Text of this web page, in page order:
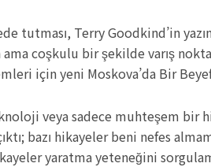
tutması, Terry Goodkind’in
coşkulu bir şekilde varış
için yeni Moskova’da Bir
veya sadece muhteşem bir
bazı hikayeler beni nefes
yaratma yeteneğini